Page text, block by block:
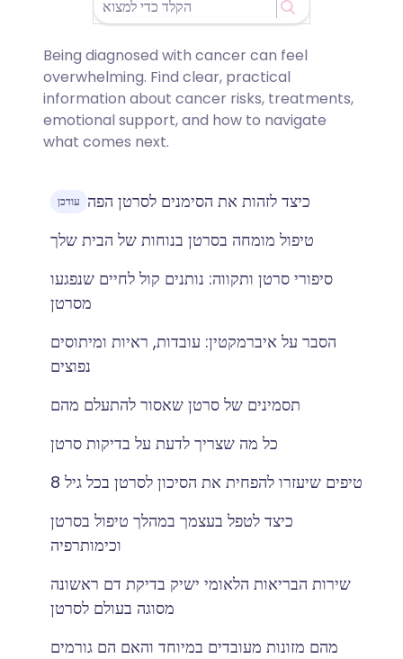
Being diagnosed with cancer can feel
overwhelming. Find clear, practical
information about cancer risks, treatments,
emotional support, and how to navigate
what comes next.
עודכן כיצד לזהות את הסימנים לסרטן הפה
טיפול מומחה בסרטן בנוחות של הבית שלך
סיפורי סרטן ותקווה: נותנים קול לחיים שנפגעו
מסרטן
הסבר על איברמקטין: עובדות, ראיות ומיתוסים
נפוצים
תסמינים של סרטן שאסור להתעלם מהם
כל מה שצריך לדעת על בדיקות סרטן
8 טיפים שיעזרו להפחית את הסיכון לסרטן בכל גיל
כיצד לטפל בעצמך במהלך טיפול בסרטן
וכימותרפיה
שירות הבריאות הלאומי ישיק בדיקת דם ראשונה
מסוגה בעולם לסרטן
מהם מזונות מעובדים במיוחד והאם הם גורמים